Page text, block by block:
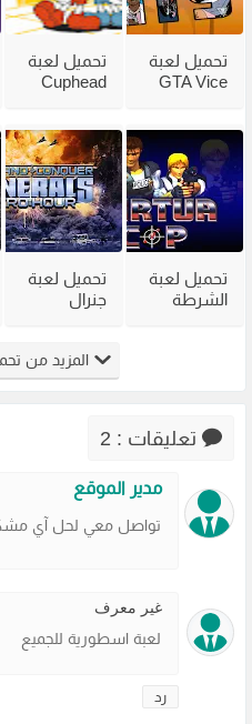
تحميل لعبة
GTA Vice
مضغوطة
من ميديا
فاير
تحميل لعبة
Cuphead
فاير بحجم
صغير
تحميل لعبة
الشرطة
تحميل لعبة
جنرال
Zero Hour
للكمبيوتر
المزيد من
تعليقات : 2
مدير الموقع
تواصل معي لحل آي
غير معرف
لعبة اسطورية للجميع
رد